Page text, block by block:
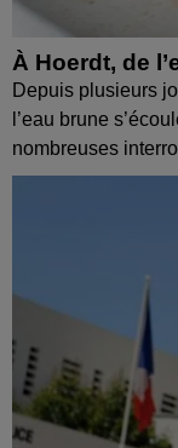
À Hoerdt, de
Depuis plusieurs
l’eau brune
nombreuses